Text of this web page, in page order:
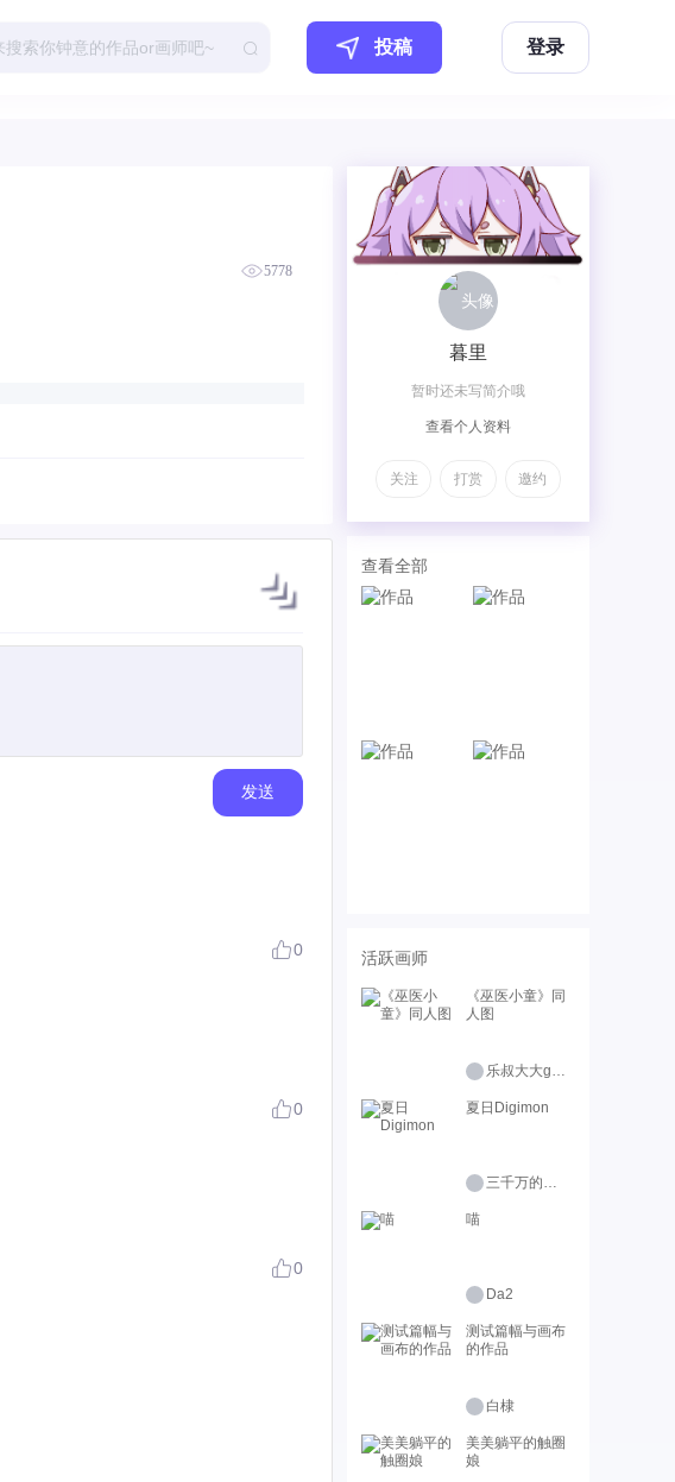
投稿 登录
5778
发送
0
0
0
暮里
暂时还未写简介哦
查看个人资料
关注 打赏 邀约
查看全部
活跃画师
《巫医小童》同
人图
乐叔大大genius
夏日Digimon
三千万的柠檬精
喵
Da2
测试篇幅与画布
的作品
白棣
美美躺平的触圈
娘